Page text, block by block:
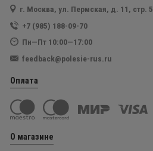
г. Москва, ул. Пермская, д. 11, стр. 5
+7 (985) 188-09-70
Пн—Пт 10:00—17:00
feedback@polesie-rus.ru
Оплата
О магазине